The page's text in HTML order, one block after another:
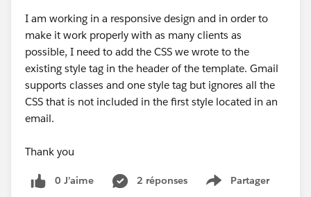
I am working in a responsive design and in order to
make it work properly with as many clients as
possible, I need to add the CSS we wrote to the
existing style tag in the header of the template. Gmail
supports classes and one style tag but ignores all the
CSS that is not included in the first style located in an
email.
Thank you
0 J’aime 2 réponses Partager
Show menu